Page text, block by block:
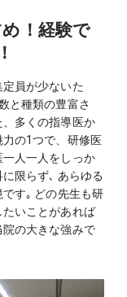
！経験で
員が少ないた
と種類の豊富さ
多くの指導医か
の1つで、研修医
人一人をしっか
限らず､ あらゆる
す｡ どの先生も研
いことがあれば
の大きな強みで